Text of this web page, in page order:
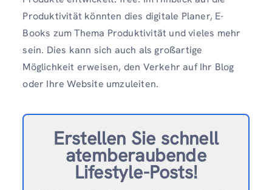
Produktivität könnten dies digitale Planer, E-
Books zum Thema Produktivität und vieles mehr
sein. Dies kann sich auch als großartige
Möglichkeit erweisen, den Verkehr auf Ihr Blog
oder Ihre Website umzuleiten.
Erstellen Sie schnell
atemberaubende
Lifestyle-Posts!